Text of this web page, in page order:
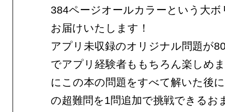
384ページオールカラーという大ボ
お届けいたします！
アプリ未収録のオリジナル問題が
でアプリ経験者ももちろん楽しめ
にこの本の問題をすべて解いた後
の超難問を1問追加で挑戦できるお